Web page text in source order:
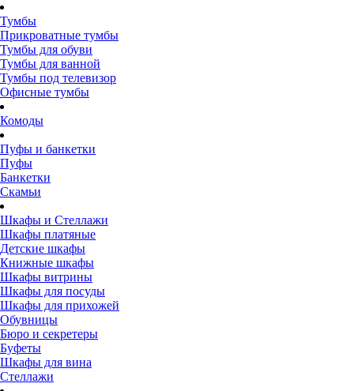
Тумбы
Прикроватные тумбы
Тумбы для обуви
Тумбы для ванной
Тумбы под телевизор
Офисные тумбы
Комоды
Пуфы и банкетки
Пуфы
Банкетки
Скамьи
Шкафы и Стеллажи
Шкафы платяные
Детские шкафы
Книжные шкафы
Шкафы витрины
Шкафы для посуды
Шкафы для прихожей
Обувницы
Бюро и секретеры
Буфеты
Шкафы для вина
Стеллажи